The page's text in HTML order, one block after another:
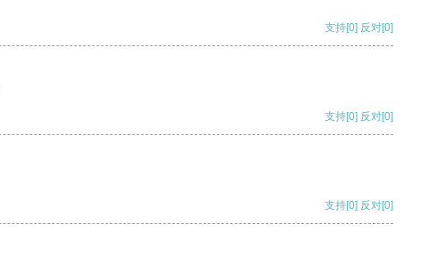
支持[0] 反对[0]
支持[0] 反对[0]
支持[0] 反对[0]